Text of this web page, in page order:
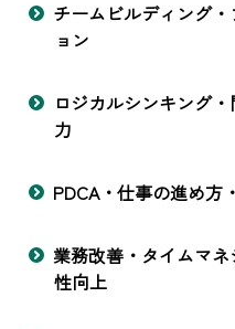
チームビルディング
ョン
ロジカルシンキング
力
PDCA・仕事の進め方
業務改善・タイムマ
性向上